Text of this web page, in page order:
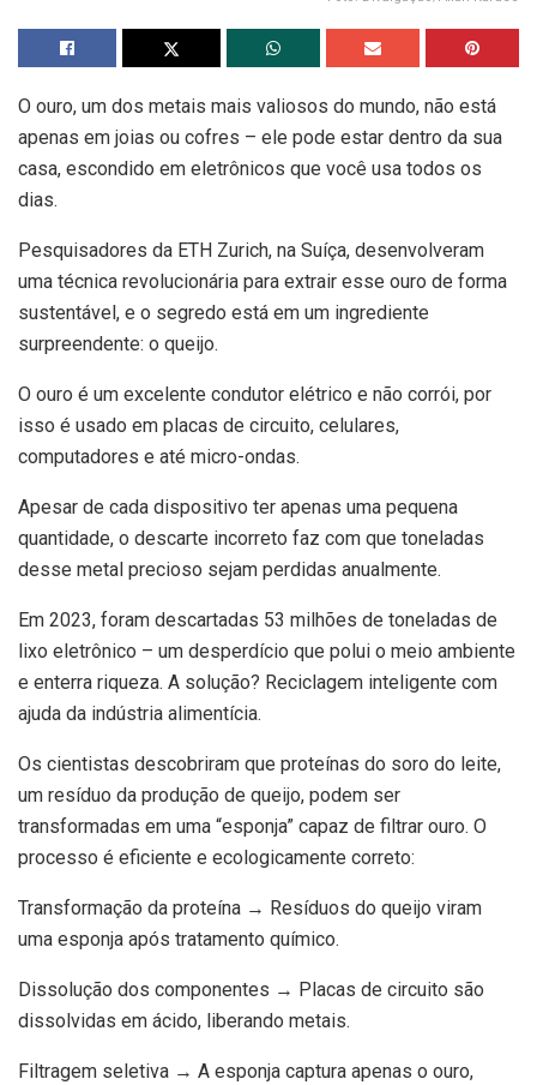
O ouro, um dos metais mais valiosos do mundo, não está
apenas em joias ou cofres – ele pode estar dentro da sua
casa, escondido em eletrônicos que você usa todos os
dias.
Pesquisadores da ETH Zurich, na Suíça, desenvolveram
uma técnica revolucionária para extrair esse ouro de forma
sustentável, e o segredo está em um ingrediente
surpreendente: o queijo.
O ouro é um excelente condutor elétrico e não corrói, por
isso é usado em placas de circuito, celulares,
computadores e até micro-ondas.
Apesar de cada dispositivo ter apenas uma pequena
quantidade, o descarte incorreto faz com que toneladas
desse metal precioso sejam perdidas anualmente.
Em 2023, foram descartadas 53 milhões de toneladas de
lixo eletrônico – um desperdício que polui o meio ambiente
e enterra riqueza. A solução? Reciclagem inteligente com
ajuda da indústria alimentícia.
Os cientistas descobriram que proteínas do soro do leite,
um resíduo da produção de queijo, podem ser
transformadas em uma “esponja” capaz de filtrar ouro. O
processo é eficiente e ecologicamente correto:
Transformação da proteína → Resíduos do queijo viram
uma esponja após tratamento químico.
Dissolução dos componentes → Placas de circuito são
dissolvidas em ácido, liberando metais.
Filtragem seletiva → A esponja captura apenas o ouro,